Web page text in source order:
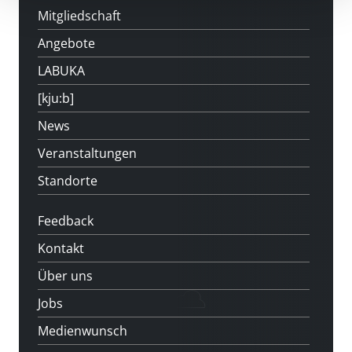
Mitgliedschaft
Angebote
LABUKA
[kju:b]
News
Veranstaltungen
Standorte
Feedback
Kontakt
Über uns
Jobs
Medienwunsch